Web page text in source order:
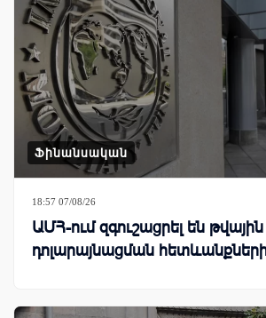
Ֆինանսական
18:57 07/08/26
ԱՄՀ-ում զգուշացրել են
դոլարայնացման